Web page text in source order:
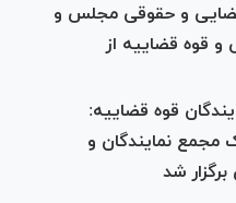
و حقوقی مجلس و
و قوه قضاییه از
قوه قضاییه:
مجمع نمایندگان و
شد